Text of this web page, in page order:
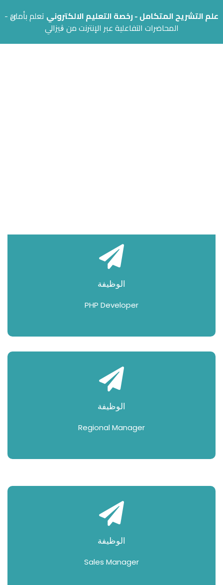
علم التشريح المتكامل - رخصة التعليم الالكتروني تعلم بأمان -
المحاضرات التفاعلية عبر الإنترنت من ڨيزالي
×
الوظيفة
PHP Developer
الوظيفة
Regional Manager
الوظيفة
Sales Manager